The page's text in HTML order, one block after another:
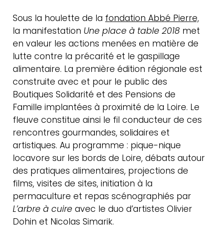
Sous la houlette de la fondation Abbé Pierre,
la manifestation Une place à table 2018 met
en valeur les actions menées en matière de
lutte contre la précarité et le gaspillage
alimentaire. La première édition régionale est
construite avec et pour le public des
Boutiques Solidarité et des Pensions de
Famille implantées à proximité de la Loire. Le
fleuve constitue ainsi le fil conducteur de ces
rencontres gourmandes, solidaires et
artistiques. Au programme : pique-nique
locavore sur les bords de Loire, débats autour
des pratiques alimentaires, projections de
films, visites de sites, initiation à la
permaculture et repas scénographiés par
L’arbre à cuire avec le duo d’artistes Olivier
Dohin et Nicolas Simarik.
ressources